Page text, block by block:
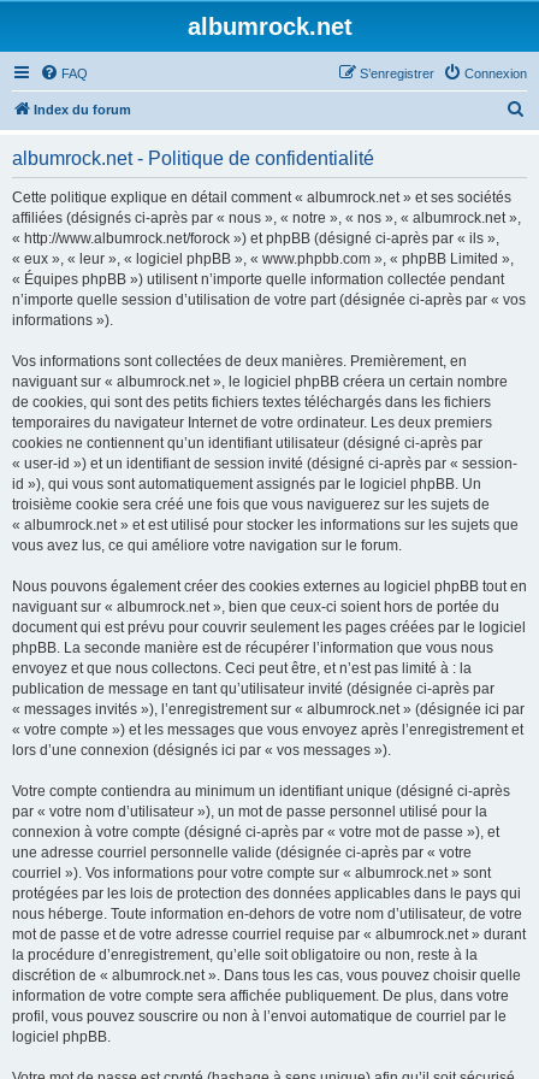
albumrock.net
FAQ Connexion
S’enregistrer
Index du forum
albumrock.net - Politique de confidentialité
Cette politique explique en détail comment « albumrock.net » et ses sociétés
affiliées (désignés ci-après par « nous », « notre », « nos », « albumrock.net »,
« http://www.albumrock.net/forock ») et phpBB (désigné ci-après par « ils »,
« eux », « leur », « logiciel phpBB », « www.phpbb.com », « phpBB Limited »,
« Équipes phpBB ») utilisent n’importe quelle information collectée pendant
n’importe quelle session d’utilisation de votre part (désignée ci-après par « vos
informations »).
Vos informations sont collectées de deux manières. Premièrement, en
naviguant sur « albumrock.net », le logiciel phpBB créera un certain nombre
de cookies, qui sont des petits fichiers textes téléchargés dans les fichiers
temporaires du navigateur Internet de votre ordinateur. Les deux premiers
cookies ne contiennent qu’un identifiant utilisateur (désigné ci-après par
« user-id ») et un identifiant de session invité (désigné ci-après par « session-
id »), qui vous sont automatiquement assignés par le logiciel phpBB. Un
troisième cookie sera créé une fois que vous naviguerez sur les sujets de
« albumrock.net » et est utilisé pour stocker les informations sur les sujets que
vous avez lus, ce qui améliore votre navigation sur le forum.
Nous pouvons également créer des cookies externes au logiciel phpBB tout en
naviguant sur « albumrock.net », bien que ceux-ci soient hors de portée du
document qui est prévu pour couvrir seulement les pages créées par le logiciel
phpBB. La seconde manière est de récupérer l’information que vous nous
envoyez et que nous collectons. Ceci peut être, et n’est pas limité à : la
publication de message en tant qu’utilisateur invité (désignée ci-après par
« messages invités »), l’enregistrement sur « albumrock.net » (désignée ici par
« votre compte ») et les messages que vous envoyez après l’enregistrement et
lors d’une connexion (désignés ici par « vos messages »).
Votre compte contiendra au minimum un identifiant unique (désigné ci-après
par « votre nom d’utilisateur »), un mot de passe personnel utilisé pour la
connexion à votre compte (désigné ci-après par « votre mot de passe »), et
une adresse courriel personnelle valide (désignée ci-après par « votre
courriel »). Vos informations pour votre compte sur « albumrock.net » sont
protégées par les lois de protection des données applicables dans le pays qui
nous héberge. Toute information en-dehors de votre nom d’utilisateur, de votre
mot de passe et de votre adresse courriel requise par « albumrock.net » durant
la procédure d’enregistrement, qu’elle soit obligatoire ou non, reste à la
discrétion de « albumrock.net ». Dans tous les cas, vous pouvez choisir quelle
information de votre compte sera affichée publiquement. De plus, dans votre
profil, vous pouvez souscrire ou non à l’envoi automatique de courriel par le
logiciel phpBB.